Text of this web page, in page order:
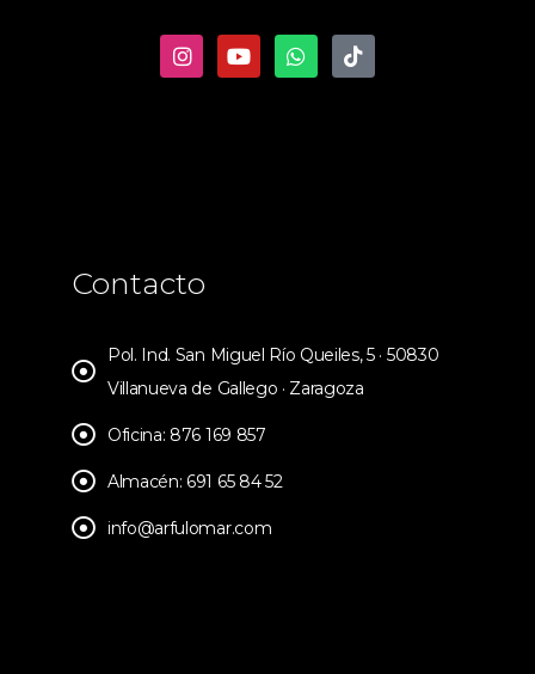
Contacto
Pol. Ind. San Miguel Río Queiles, 5 · 50830
Villanueva de Gallego · Zaragoza
Oficina: 876 169 857
Almacén: 691 65 84 52
info@arfulomar.com